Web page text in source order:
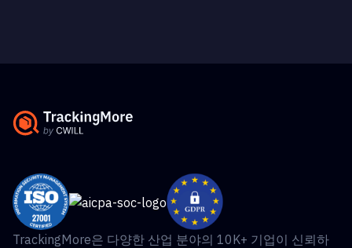
TrackingMore은 다양한 산업 분야의 10K+ 기업이 신뢰하